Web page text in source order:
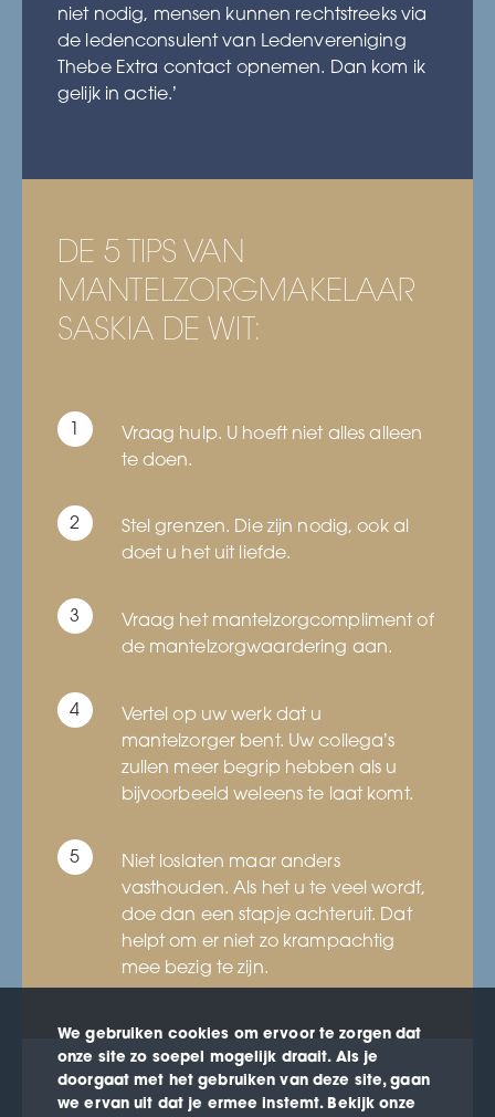
niet nodig, mensen kunnen rechtstreeks via
de ledenconsulent van Ledenvereniging
Thebe Extra contact opnemen. Dan kom ik
gelijk in actie.’
DE 5 TIPS VAN
MANTELZORGMAKELAAR
SASKIA DE WIT:
Vraag hulp. U hoeft niet alles alleen
te doen.
Stel grenzen. Die zijn nodig, ook al
doet u het uit liefde.
Vraag het mantelzorgcompliment of
de mantelzorgwaardering aan.
Vertel op uw werk dat u
mantelzorger bent. Uw collega’s
zullen meer begrip hebben als u
bijvoorbeeld weleens te laat komt.
Niet loslaten maar anders
vasthouden. Als het u te veel wordt,
doe dan een stapje achteruit. Dat
helpt om er niet zo krampachtig
mee bezig te zijn.
We gebruiken cookies om ervoor te zorgen dat
onze site zo soepel mogelijk draait. Als je
doorgaat met het gebruiken van deze site, gaan
we ervan uit dat je ermee instemt. Bekijk onze